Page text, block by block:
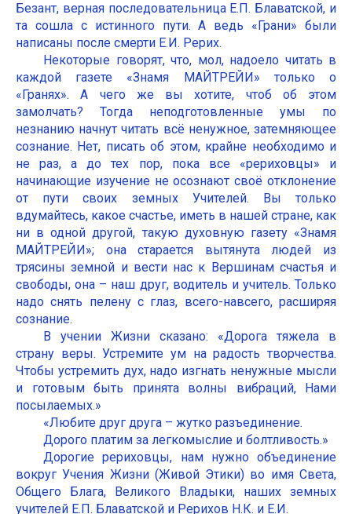
Безант, верная последовательница Е.П. Блаватской, и
та сошла с истинного пути. А ведь «Грани» были
написаны после смерти Е.И. Рерих.
Некоторые говорят, что, мол, надоело читать в
каждой газете «Знамя МАЙТРЕЙИ» только о
«Гранях». А чего же вы хотите, чтоб об этом
замолчать? Тогда неподготовленные умы по
незнанию начнут читать всё ненужное, затемняющее
сознание. Нет, писать об этом, крайне необходимо и
не раз, а до тех пор, пока все «рериховцы» и
начинающие изучение не осознают своё отклонение
от пути своих земных Учителей. Вы только
вдумайтесь, какое счастье, иметь в нашей стране, как
ни в одной другой, такую духовную газету «Знамя
МАЙТРЕЙИ»; она старается вытянута людей из
трясины земной и вести нас к Вершинам счастья и
свободы, она – наш друг, водитель и учитель. Только
надо снять пелену с глаз, всего-навсего, расширяя
сознание.
В учении Жизни сказано: «Дорога тяжела в
страну веры. Устремите ум на радость творчества.
Чтобы устремить дух, надо изгнать ненужные мысли
и готовым быть принята волны вибраций, Нами
посылаемых.»
«Любите друг друга – жутко разъединение.
Дорого платим за легкомыслие и болтливость.»
Дорогие рериховцы, нам нужно объединение
вокруг Учения Жизни (Живой Этики) во имя Света,
Общего Блага, Великого Владыки, наших земных
учителей Е.П. Блаватской и Рерихов Н.К. и Е.И.